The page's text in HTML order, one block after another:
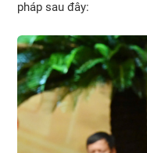
pháp sau đây: